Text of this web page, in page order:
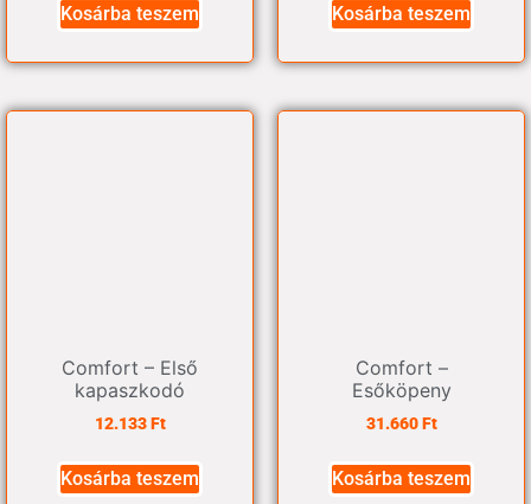
Kosárba teszem Kosárba teszem
Comfort – Első
kapaszkodó
12.133Ft
Kosárba teszem
Comfort –
Esőköpeny
31.660Ft
Kosárba teszem